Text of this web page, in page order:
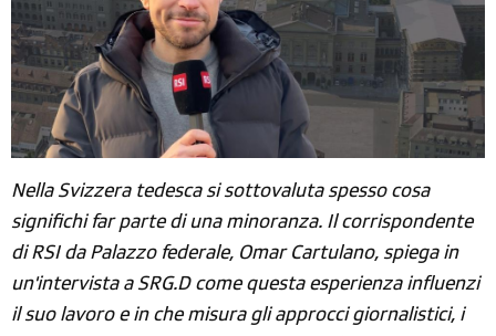
Nella Svizzera tedesca si sottovaluta spesso cosa
significhi far parte di una minoranza. Il corrispondente
di RSI da Palazzo federale, Omar Cartulano, spiega in
un'intervista a SRG.D come questa esperienza influenzi
il suo lavoro e in che misura gli approcci giornalistici, i